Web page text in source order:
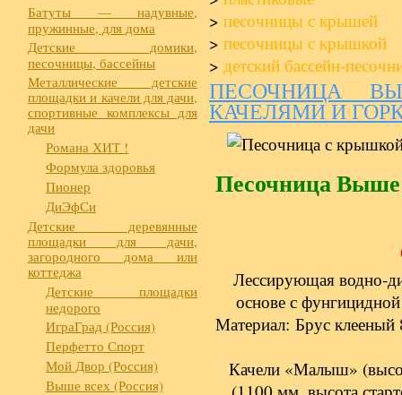
Батуты — надувные,
пружинные, для дома
Детские домики,
песочницы, бассейны
Металлические детские
площадки и качели для дачи,
спортивные комплексы для
дачи
Романа ХИТ !
Формула здоровья
Пионер
ДиЭфСи
Детские деревянные
площадки для дачи,
загородного дома или
коттеджа
Детские площадки
недорого
ИграГрад (Россия)
Перфетто Спорт
Мой Двор (Россия)
Выше всех (Россия)
> песочницы с крышей
> песочницы с крышкой
> детский бассейн-
ПЕСОЧНИЦА
КАЧЕЛЯМИ И
Песочница Выше
Лессирующая водно-
основе с
Материал: Брус
Качели «Малыш»